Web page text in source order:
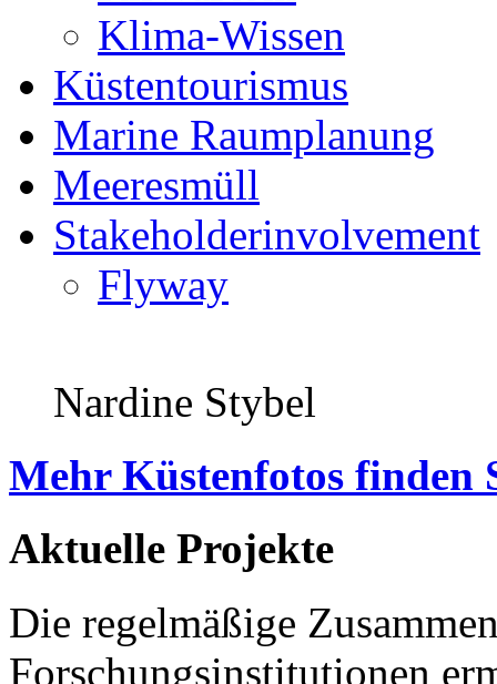
Klima-Wissen
Küstentourismus
Marine Raumplanung
Meeresmüll
Stakeholderinvolvement
Flyway
Nardine Stybel
Mehr Küstenfotos finden
Aktuelle Projekte
Die regelmäßige
Forschungsinstitutionen